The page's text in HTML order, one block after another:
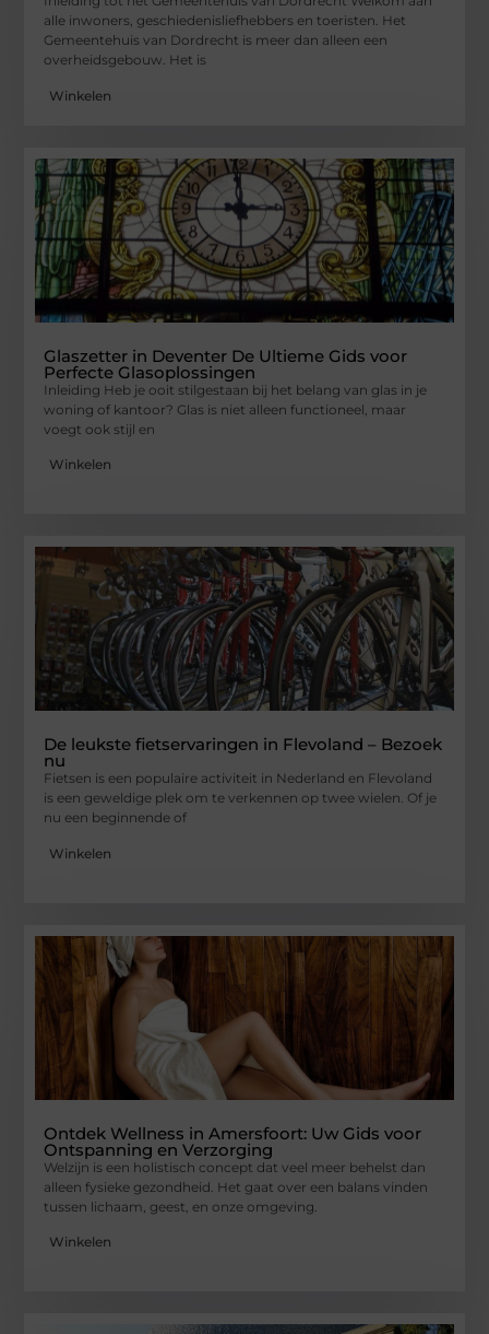
alle inwoners, geschiedenisliefhebbers en toeristen. Het
Gemeentehuis van Dordrecht is meer dan alleen een
overheidsgebouw. Het is
Winkelen
Glaszetter in Deventer De Ultieme Gids voor
Perfecte Glasoplossingen
Inleiding Heb je ooit stilgestaan bij het belang van glas in je
woning of kantoor? Glas is niet alleen functioneel, maar
voegt ook stijl en
Winkelen
De leukste fietservaringen in Flevoland – Bezoek
nu
Fietsen is een populaire activiteit in Nederland en Flevoland
is een geweldige plek om te verkennen op twee wielen. Of je
nu een beginnende of
Winkelen
Ontdek Wellness in Amersfoort: Uw Gids voor
Ontspanning en Verzorging
Welzijn is een holistisch concept dat veel meer behelst dan
alleen fysieke gezondheid. Het gaat over een balans vinden
tussen lichaam, geest, en onze omgeving.
Winkelen